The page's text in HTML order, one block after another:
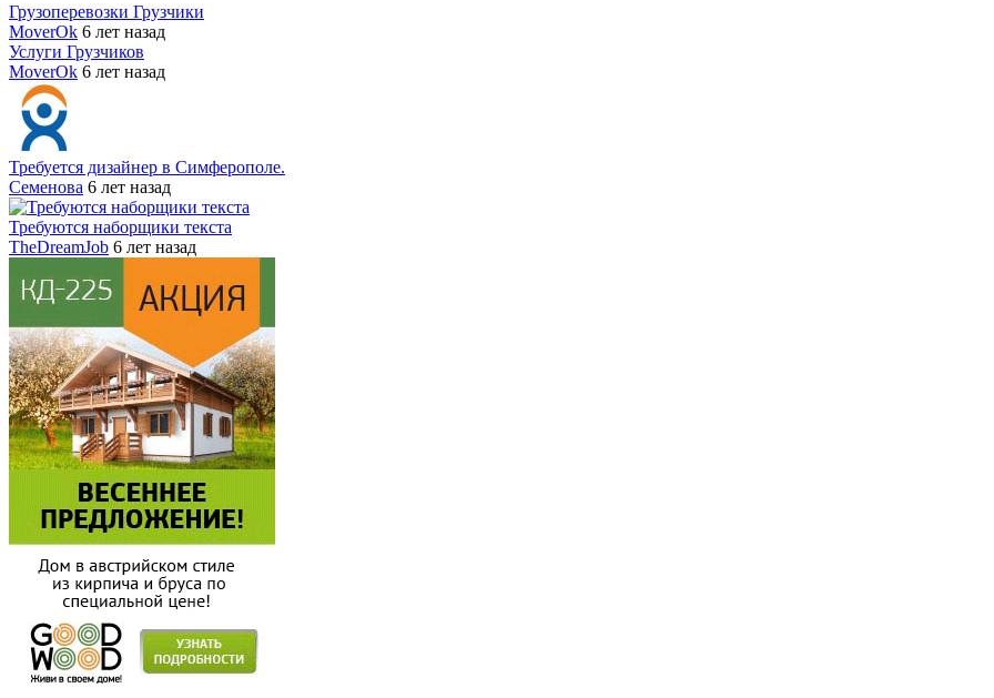
Грузоперевозки Грузчики
MoverOk 6 лет назад
Услуги Грузчиков
MoverOk 6 лет назад
Требуется дизайнер в Симферополе.
Семенова 6 лет назад
Требуются наборщики текста
TheDreamJob 6 лет назад